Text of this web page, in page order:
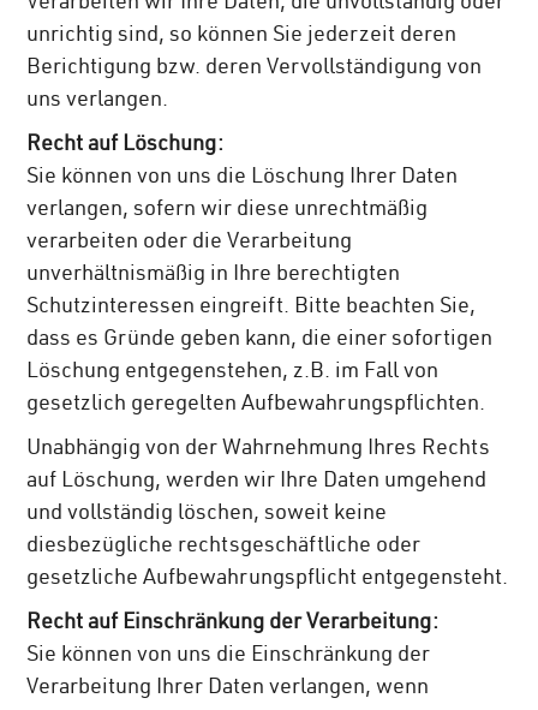
unrichtig sind, so können Sie jederzeit deren
Berichtigung bzw. deren Vervollständigung von
uns verlangen.
Recht auf Löschung:
Sie können von uns die Löschung Ihrer Daten
verlangen, sofern wir diese unrechtmäßig
verarbeiten oder die Verarbeitung
unverhältnismäßig in Ihre berechtigten
Schutzinteressen eingreift. Bitte beachten Sie,
dass es Gründe geben kann, die einer sofortigen
Löschung entgegenstehen, z.B. im Fall von
gesetzlich geregelten Aufbewahrungspflichten.
Unabhängig von der Wahrnehmung Ihres Rechts
auf Löschung, werden wir Ihre Daten umgehend
und vollständig löschen, soweit keine
diesbezügliche rechtsgeschäftliche oder
gesetzliche Aufbewahrungspflicht entgegensteht.
Recht auf Einschränkung der Verarbeitung:
Sie können von uns die Einschränkung der
Verarbeitung Ihrer Daten verlangen, wenn